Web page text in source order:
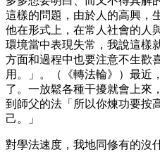
這樣的問題，由於人的高興，
他在形式上，在常人社會的人
環境當中表現失常，我說這樣
方面和過程中也要注意不生歡
用。」。（《轉法輪》）最近
了。一放鬆各種干擾就會上來
到師父的法「所以你煉功要按
己。」
對學法速度，我地同修有的沒